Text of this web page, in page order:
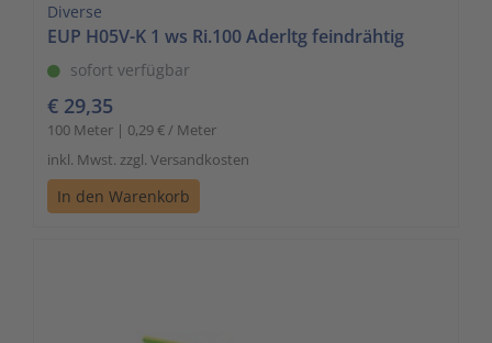
Diverse
EUP H05V-K 1 ws Ri.100 Aderltg feindrähtig
sofort verfügbar
€ 29,35
100 Meter | 0,29 € / Meter
inkl. Mwst. zzgl. Versandkosten
In den Warenkorb